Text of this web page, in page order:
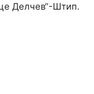
Делчев“-Штип.